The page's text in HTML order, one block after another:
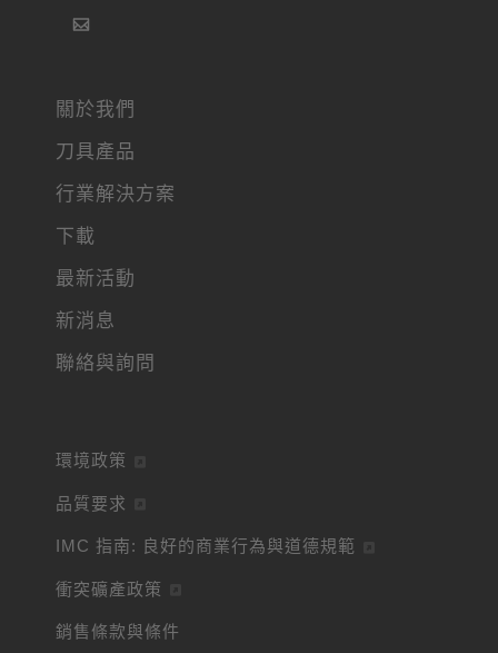
關於我們
刀具產品
行業解決方案
下載
最新活動
新消息
聯絡與詢問
環境政策
品質要求
IMC 指南: 良好的商業行為與道德規範
衝突礦產政策
銷售條款與條件